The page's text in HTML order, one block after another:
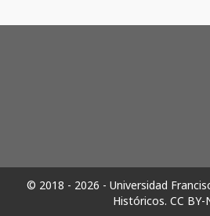
© 2018 - 2026 - Universidad
Históricos. CC BY-